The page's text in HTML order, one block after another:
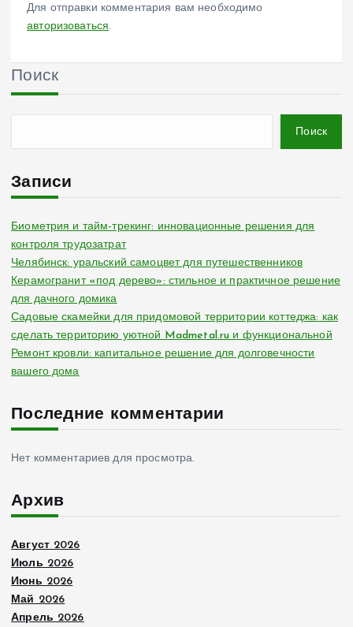
Для отправки комментария вам необходимо
авторизоваться.
Поиск
Поиск
Записи
Биометрия и тайм-трекинг: инновационные решения для
контроля трудозатрат
Челябинск: уральский самоцвет для путешественников
Керамогранит «под дерево»: стильное и практичное решение
для дачного домика
Садовые скамейки для придомовой территории коттеджа: как
сделать территорию уютной Madmetal.ru и функциональной
Ремонт кровли: капитальное решение для долговечности
вашего дома
Последние комментарии
Нет комментариев для просмотра.
Архив
Август 2026
Июль 2026
Июнь 2026
Май 2026
Апрель 2026